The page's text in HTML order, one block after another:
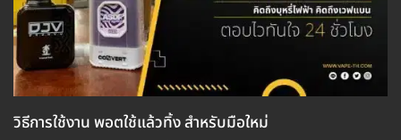
วิธีการใช้งาน พอตใช้แล้วทิ้ง สำหรับมือใหม่